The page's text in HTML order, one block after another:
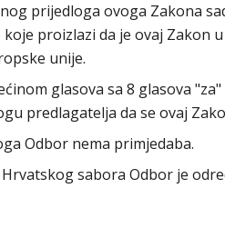
prijedloga ovoga Zakona
proizlazi da je ovaj Zakon
unije.
glasova sa 8 glasova
predlagatelja da se ovaj
Odbor nema primjedaba.
sabora Odbor je